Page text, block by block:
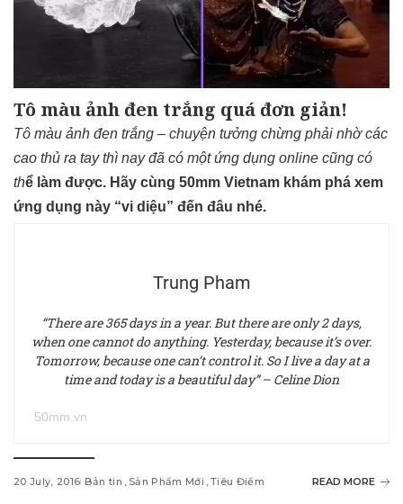
Tô màu ảnh đen trắng quá đơn giản!
Tô màu ảnh đen trắng – chuyện tưởng chừng phải nhờ các
cao thủ ra tay thì nay đã có một ứng dụng online cũng có
thể làm được. Hãy cùng 50mm Vietnam khám phá xem
ứng dụng này “vi diệu” đến đâu nhé.
Trung Pham
“There are 365 days in a year. But there are only 2 days,
when one cannot do anything. Yesterday, because it’s over.
Tomorrow, because one can’t control it. So I live a day at a
time and today is a beautiful day” – Celine Dion
50mm.vn
20 July, 2016 Bản tin Sản Phẩm Mới Tiêu Điểm READ MORE